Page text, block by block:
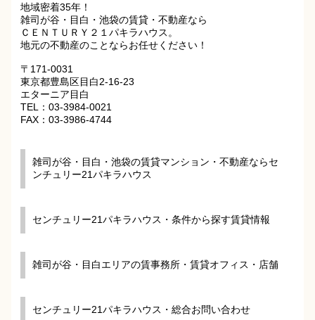
地域密着35年！
雑司が谷・目白・池袋の賃貸・不動産なら
ＣＥＮＴＵＲＹ２１パキラハウス。
地元の不動産のことならお任せください！
〒171-0031
東京都豊島区目白2-16-23
エターニア目白
TEL：03-3984-0021
FAX：03-3986-4744
雑司が谷・目白・池袋の賃貸マンション・不動産ならセ
ンチュリー21パキラハウス
センチュリー21パキラハウス・条件から探す賃貸情報
雑司が谷・目白エリアの賃事務所・賃貸オフィス・店舗
センチュリー21パキラハウス・総合お問い合わせ